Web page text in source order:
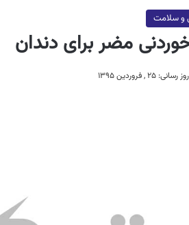
و سلامت
۲۵ , فروردین ۱۳۹۵